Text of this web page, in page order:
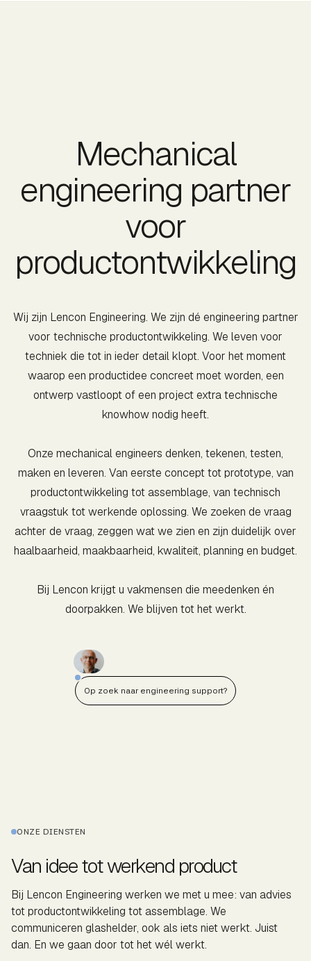
Mechanical
engineering partner
voor
productontwikkeling
Wij zijn Lencon Engineering. We zijn dé engineering partner
voor technische productontwikkeling. We leven voor
techniek die tot in ieder detail klopt. Voor het moment
waarop een productidee concreet moet worden, een
ontwerp vastloopt of een project extra technische
knowhow nodig heeft.
Onze mechanical engineers denken, tekenen, testen,
maken en leveren. Van eerste concept tot prototype, van
productontwikkeling tot assemblage, van technisch
vraagstuk tot werkende oplossing. We zoeken de vraag
achter de vraag, zeggen wat we zien en zijn duidelijk over
haalbaarheid, maakbaarheid, kwaliteit, planning en budget.
Bij Lencon krijgt u vakmensen die meedenken én
doorpakken. We blijven tot het werkt.
Op zoek naar engineering support?
ONZE DIENSTEN
Van idee tot werkend product
Bij Lencon Engineering werken we met u mee: van advies
tot productontwikkeling tot assemblage. We
communiceren glashelder, ook als iets niet werkt. Juist
dan. En we gaan door tot het wél werkt.